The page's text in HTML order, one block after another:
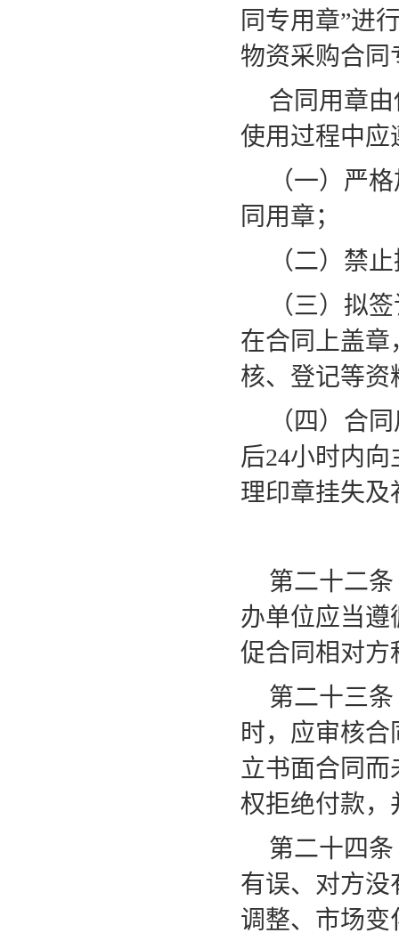
同专用章”进
物资采购合同
合同用章
使用过程中应
（一）严
同用章；
（二）禁
（三）拟
在合同上盖章
核、登记等资
（四）合
后24小时内
理印章挂失及
第二十二条
办单位应当
促合同相对方
第二十三条
时，应审核
立书面合同
权拒绝付款，
第二十四条
有误、对方
调整、市场